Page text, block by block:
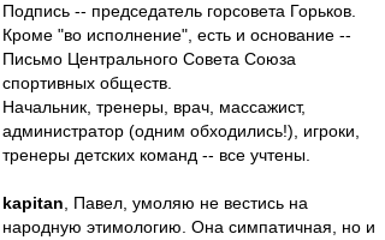
Подпись -- председатель горсовета Горьков.
Кроме "во исполнение", есть и основание --
Письмо Центрального Совета Союза
спортивных обществ.
Начальник, тренеры, врач, массажист,
администратор (одним обходились!), игроки,
тренеры детских команд -- все учтены.
kapitan , Павел, умоляю не вестись на
народную этимологию. Она симпатичная, но и